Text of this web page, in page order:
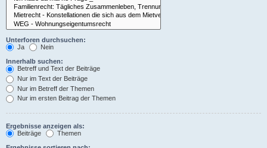
Unterforen durchsuchen:
Ja
Nein
Innerhalb suchen:
Betreff und Text der Beiträge
Nur im Text der Beiträge
Nur im Betreff der Themen
Nur im ersten Beitrag der Themen
Ergebnisse anzeigen als:
Beiträge
Themen